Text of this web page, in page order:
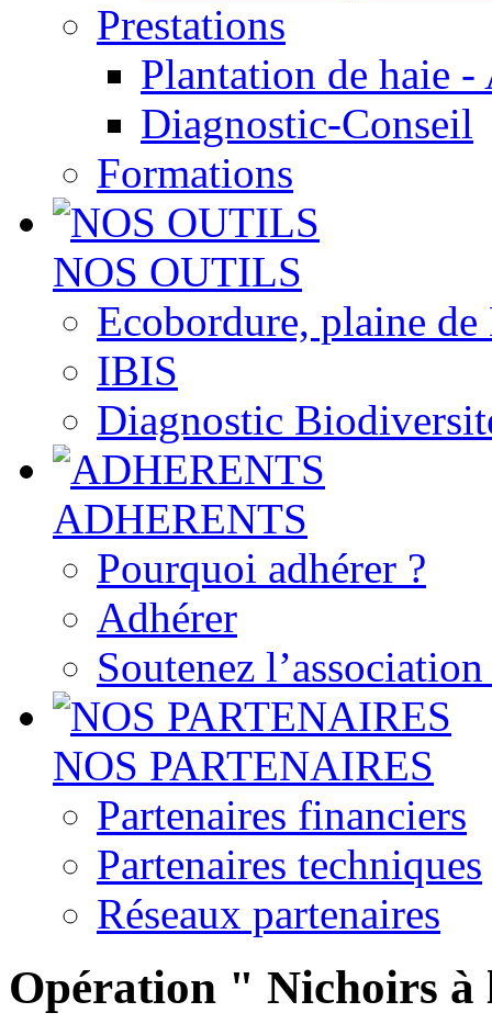
Prestations
Plantation de haie
Diagnostic-Conseil
Formations
NOS OUTILS
Ecobordure, plaine de
IBIS
Diagnostic
ADHERENTS
Pourquoi adhérer ?
Adhérer
Soutenez
NOS PARTENAIRES
Partenaires financiers
Partenaires techniques
Réseaux partenaires
Opération " Nichoirs à